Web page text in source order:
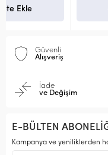
Güvenli
Alışveriş
İade
ve Değişim
E-BÜLTEN
Kampanya ve yeniliklerden